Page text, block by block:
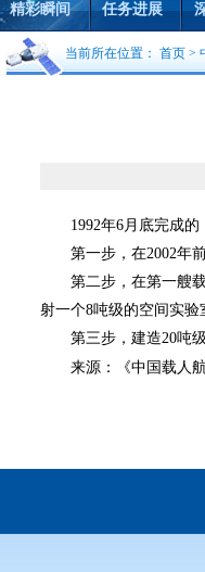
精彩瞬间 任务进展
当前所在位置： 首页 >
1992年6月底完成的《
第一步，在2002年前
第二步，在第一艘载
射一个8吨级的空间实验
第三步，建造20吨级
来源：《中国载人航